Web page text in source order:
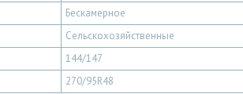
Бескамерное
Сельскохозяйственные
144/147
270/95R48